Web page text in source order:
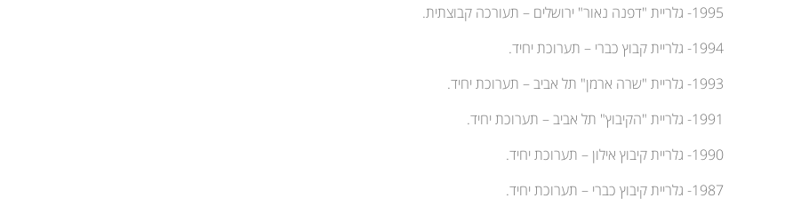
1995- גלריית "דפנה נאור" ירושלים – תעורכה קבוצתית.
1994- גלריית קבוץ כברי – תערוכת יחיד.
1993- גלריית "שרה ארמן" תל אביב – תערוכת יחיד.
1991- גלריית "הקיבוץ" תל אביב – תערוכת יחיד.
1990- גלריית קיבוץ אילון – תערוכת יחיד.
1987- גלריית קיבוץ כברי – תערוכת יחיד.